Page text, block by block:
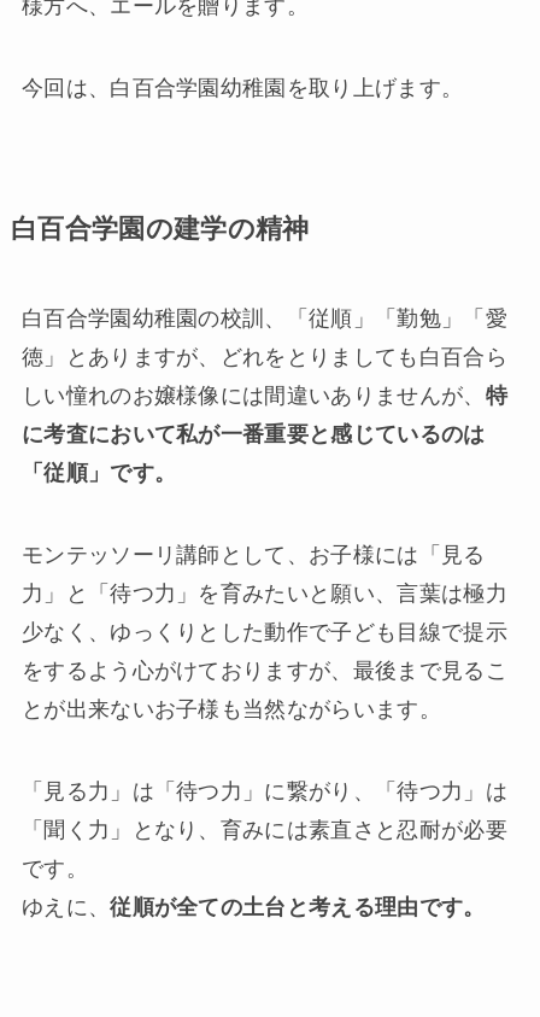
様方へ、エールを贈ります。
今回は、白百合学園幼稚園を取り上げます。
白百合学園の建学の精神
白百合学園幼稚園の校訓、「従順」「勤勉」「愛
徳」とありますが、どれをとりましても白百合ら
しい憧れのお嬢様像には間違いありませんが、 特
に考査において私が一番重要と感じているのは
「従順」です。
モンテッソーリ講師として、お子様には「見る
力」と「待つ力」を育みたいと願い、言葉は極力
少なく、ゆっくりとした動作で子ども目線で提示
をするよう心がけておりますが、最後まで見るこ
とが出来ないお子様も当然ながらいます。
「見る力」は「待つ力」に繋がり、「待つ力」は
「聞く力」となり、育みには素直さと忍耐が必要
です。
ゆえに、従順が全ての土台と考える理由です。